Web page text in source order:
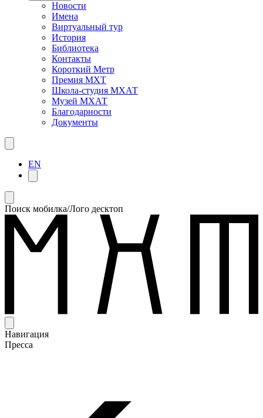
Новости
Имена
Виртуальный тур
История
Библиотека
Контакты
Короткий Метр
Премия МХТ
Школа-студия МХАТ
Музей МХАТ
Благодарности
Документы
EN
Поиск мобилка/Лого десктоп
Навигация
Пресса